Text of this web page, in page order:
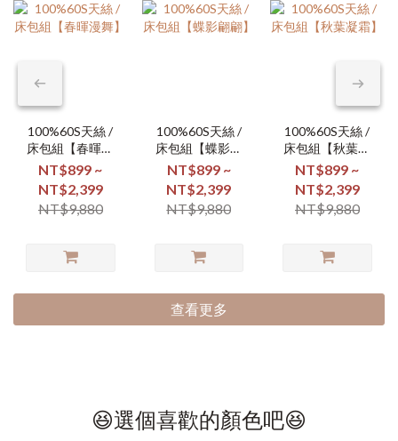
100%60S天絲 /
床包組【春暉漫
舞】
NT$899 ~
NT$2,399
NT$9,880
100%60S天絲 /
床包組【蝶影翩
翩】
NT$899 ~
NT$2,399
NT$9,880
100%60S天絲 /
床包組【秋葉凝
霜】
NT$899 ~
NT$2,399
NT$9,880
查看更多
😆選個喜歡的顏色吧😆